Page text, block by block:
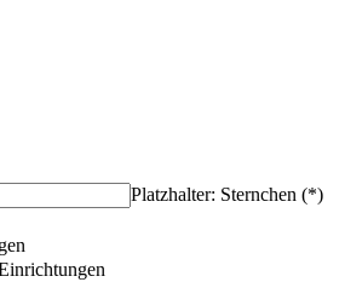
Platzhalter: Sternchen (*)